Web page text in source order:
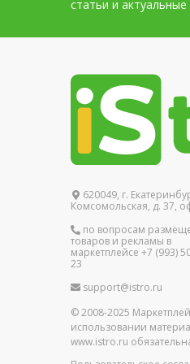
статьи и
620049, г.
Комсомольская, д. 37,
по вопросам
товаров и рекламы в
маркетплейсе +7 (993)
23
support@istro.ru
© 2008-2025
использовании
www.istro.ru